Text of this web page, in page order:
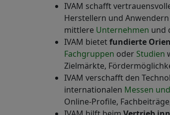
IVAM schafft
Herstellern und
mittlere Unternehmen und
IVAM bietetfundierte
Fachgruppen oder Studien
Zielmärkte,
IVAM verschafft den
internationalen Messen
Online-Profile,